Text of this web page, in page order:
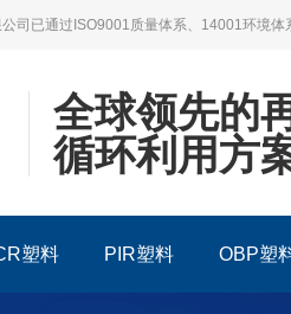
司已通过ISO9001质量体系、14001环境
全球领先的
循环利用方
塑料 PIR塑料 OBP塑